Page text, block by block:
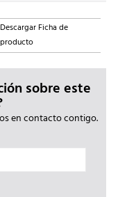
Descargar Ficha de
producto
sobre este
en contacto contigo.